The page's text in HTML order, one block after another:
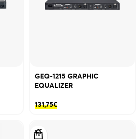
GEQ-1215 GRAPHIC
EQUALIZER
131,75€